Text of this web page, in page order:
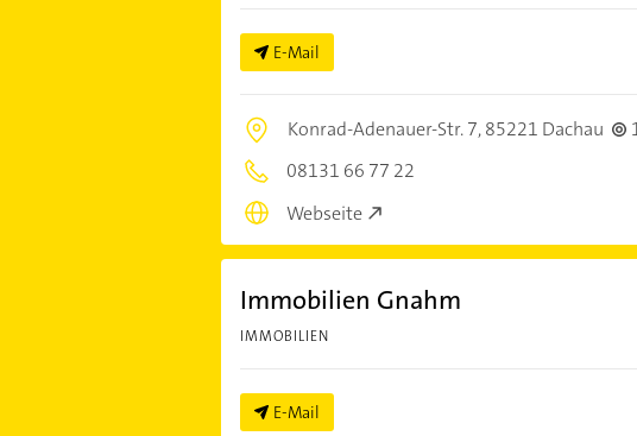
E-Mail
Konrad-Adenauer-Str. 7,85221 Dachau
08131 66 77 22
Webseite
Immobilien Gnahm
IMMOBILIEN
E-Mail